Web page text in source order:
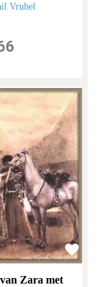
Vrubel
Zara met